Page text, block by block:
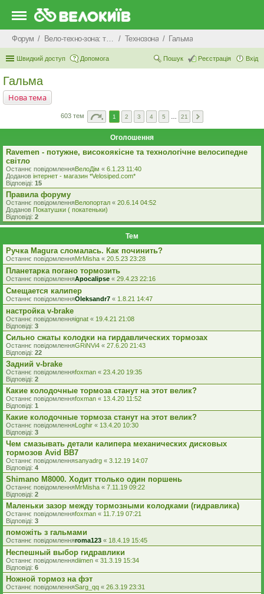
Форум Вело-техно-зона: технічні питання та консультації Технозона Гальма
Швидкий доступ Допомога Вхід
Реєстрація
Пошук
Гальма
Нова тема
603 тем 1 2 3 4 5 21
Оголошення
Ravemen - потужне, високоякісне та технологічне велосипедне
світло
Останнє повідомленняВелоДім « 6.1.23 11:40
Доданов iнтернет - магазин *Velosiped.com*
Відповіді: 15
Правила форуму
Останнє повідомленняВелопортал « 20.6.14 04:52
Доданов Покатушки ( покатеньки)
Відповіді: 2
Тем
Ручка Magura сломалась. Как починить?
Останнє повідомленняMrMisha « 20.5.23 23:28
Планетарка погано тормозить
Останнє повідомленняApocalipse « 29.4.23 22:16
Смещается калипер
Останнє повідомленняOleksandr7 « 1.8.21 14:47
настройка v-brake
Останнє повідомленняignat « 19.4.21 21:08
Відповіді: 3
Сильно сжаты колодки на гирдавлических тормозах
Останнє повідомленняGRiNVi4 « 27.6.20 21:43
Відповіді: 22
Задний v-brake
Останнє повідомленняfoxman « 23.4.20 19:35
Відповіді: 2
Какие колодочные тормоза станут на этот велик?
Останнє повідомленняfoxman « 13.4.20 11:52
Відповіді: 1
Какие колодочные тормоза станут на этот велик?
Останнє повідомленняLoghir « 13.4.20 10:30
Відповіді: 3
Чем смазывать детали калипера механических дисковых
тормозов Avid BB7
Останнє повідомленняsanyadrg « 3.12.19 14:07
Відповіді: 4
Shimano M8000. Ходит ттолько один поршень
Останнє повідомленняMrMisha « 7.11.19 09:22
Відповіді: 2
Маленьки зазор между тормозными колодками (гидравлика)
Останнє повідомленняfoxman « 11.7.19 07:21
Відповіді: 3
поможіть з гальмами
Останнє повідомленняroma123 « 18.4.19 15:45
Неспешный выбор гидравлики
Останнє повідомленняdiimen « 31.3.19 15:34
Відповіді: 6
Ножной тормоз на фэт
Останнє повідомленняSarg_qq « 26.3.19 23:31